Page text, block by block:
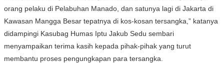
orang pelaku di Pelabuhan Manado, dan satunya lagi di Jakarta di
Kawasan Mangga Besar tepatnya di kos-kosan tersangka,” katanya
didampingi Kasubag Humas Iptu Jakub Sedu sembari
menyampaikan terima kasih kepada pihak-pihak yang turut
membantu proses pengungkapan para tersangka.